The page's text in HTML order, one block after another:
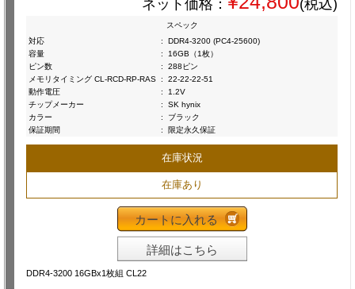
ネット価格： (税込)
スペック
対応
:
DDR4-3200 (PC4-25600)
容量
:
16GB（1枚）
ピン数
:
288ピン
メモリタイミング CL-RCD-RP-RAS :
22-22-22-51
動作電圧
:
1.2V
チップメーカー
:
SK hynix
カラー
:
ブラック
保証期間
: 限定永久保証
在庫状況
在庫あり
カートに入れる
詳細はこちら
DDR4-3200 16GBx1枚組 CL22